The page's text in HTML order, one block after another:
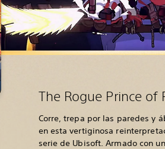
The Rogue Prince of
Corre, trepa por las paredes y
en esta vertiginosa
serie de Ubisoft. Armado con